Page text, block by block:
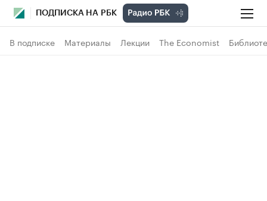
ПОДПИСКА НА РБК
В подписке Материалы Лекции The Economist